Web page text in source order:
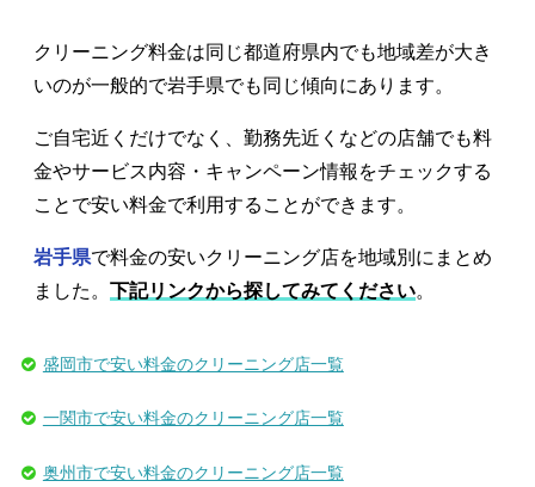
クリーニング料金は同じ都道府県内でも地域差が大き
いのが一般的で岩手県でも同じ傾向にあります。
ご自宅近くだけでなく、勤務先近くなどの店舗でも料
金やサービス内容・キャンペーン情報をチェックする
ことで安い料金で利用することができます。
岩手県で料金の安いクリーニング店を地域別にまとめ
ました。 下記リンクから探してみてください。
盛岡市で安い料金のクリーニング店一覧
一関市で安い料金のクリーニング店一覧
奥州市で安い料金のクリーニング店一覧